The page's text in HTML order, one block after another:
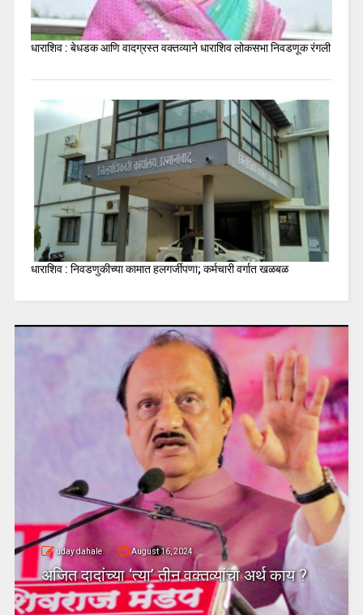
धाराशिव : बेधडक आणि वादग्रस्त वक्तव्याने धाराशिव लोकसभा निवडणूक रंगली
धाराशिव : निवडणुकीच्या कामात हलगर्जीपणा; कर्मचारी वर्गात खळबळ
uday dahale August 16, 2024
अजित दादांच्या ‘त्या’ तीन वक्तव्यांचा अर्थ काय ?